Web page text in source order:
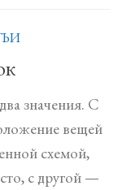
значения. С
вещей
схемой,
с другой —